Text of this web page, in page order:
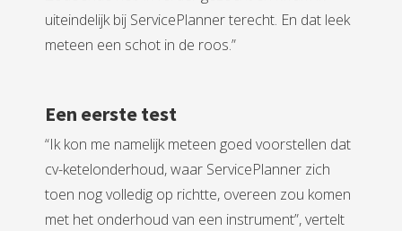
uiteindelijk bij ServicePlanner terecht. En dat leek
meteen een schot in de roos.”
Een eerste test
“Ik kon me namelijk meteen goed voorstellen dat
cv-ketelonderhoud, waar ServicePlanner zich
toen nog volledig op richtte, overeen zou komen
met het onderhoud van een instrument”, vertelt